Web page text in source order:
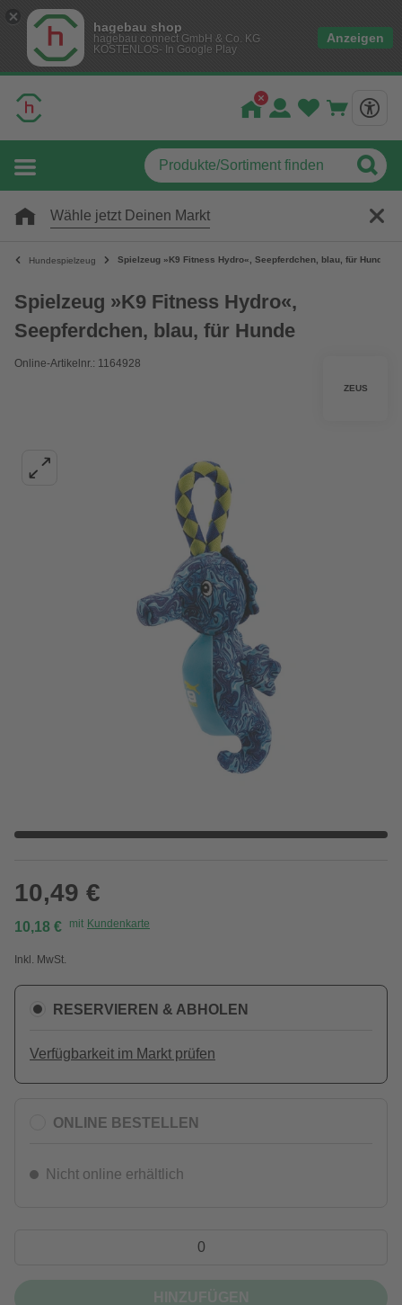
hagebau shop
hagebau connect GmbH & Co. KG
KOSTENLOS- In Google Play
Anzeigen
Wähle jetzt Deinen Markt
Hundespielzeug Spielzeug »K9 Fitness Hydro«, Seepferdchen, blau, für Hunde
Spielzeug »K9 Fitness Hydro«,
Seepferdchen, blau, für Hunde
Online-Artikelnr.: 1164928
ZEUS
10,49 €
10,18 € mit Kundenkarte
Inkl. MwSt.
RESERVIEREN & ABHOLEN
Verfügbarkeit im Markt prüfen
ONLINE BESTELLEN
Nicht online erhältlich